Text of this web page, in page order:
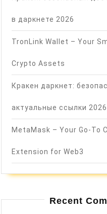
в даркнете 2026
TronLink Wallet – Your
Crypto Assets
Кракен даркнет:
актуальные ссылки 2026
MetaMask – Your Go-To
Extension for Web3
Recent